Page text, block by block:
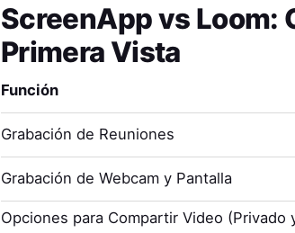
ScreenAppvs Loom:
Primera Vista
Función
Grabación de Reuniones
Grabación de Webcam y Pantalla
Opciones para Compartir Video (Privado